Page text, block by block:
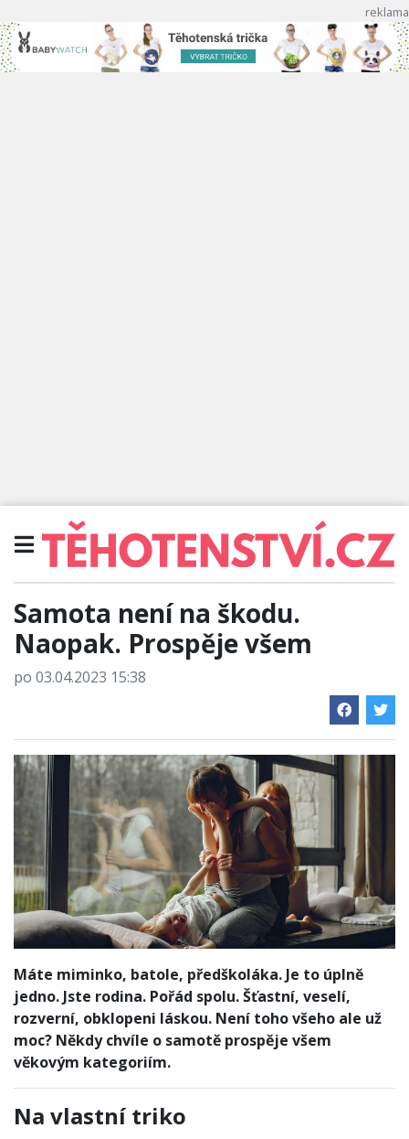
Samota není na škodu.
Naopak. Prospěje všem
po 03.04.2023 15:38
Máte miminko, batole, předškoláka. Je to úplně
jedno. Jste rodina. Pořád spolu. Šťastní, veselí,
rozverní, obklopeni láskou. Není toho všeho ale už
moc? Někdy chvíle o samotě prospěje všem
věkovým kategoriím.
Na vlastní triko